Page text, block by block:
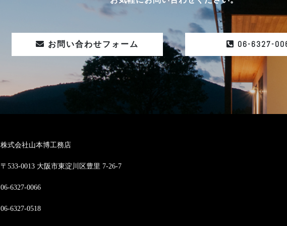
お問い合わせフォーム 06-6327-
株式会社山本博工務店
〒533-0013 大阪市東淀川区豊里 7-26-7
06-6327-0066
06-6327-0518